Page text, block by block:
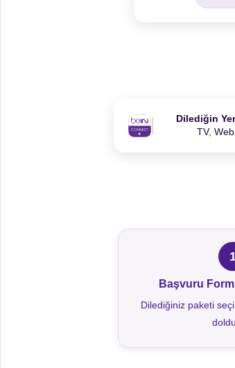
Dilediğin
TV,
Başvuru
Dilediğiniz paketi